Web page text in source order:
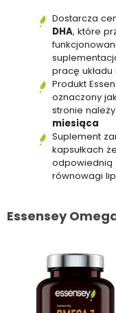
Dostarcza
DHA, które
pracę
Produkt
oznaczony
stronie
miesiąca
Suplement
kapsułkach
odpowiednią
równowagi
Essensey